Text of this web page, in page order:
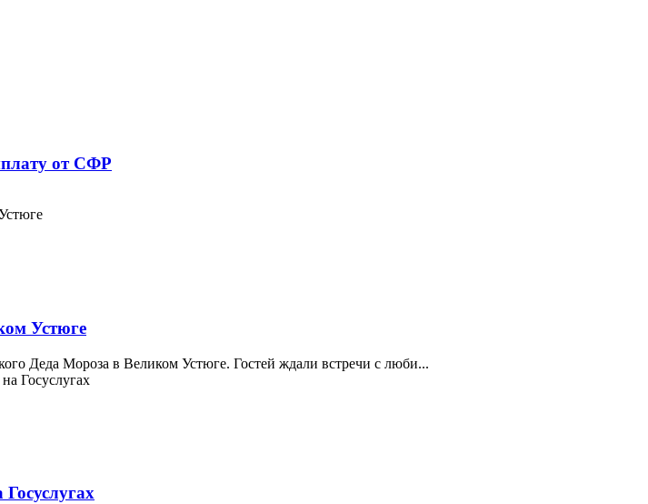
от СФР
Устюге
Деда Мороза в Великом Устюге. Гостей ждали встречи с люби...